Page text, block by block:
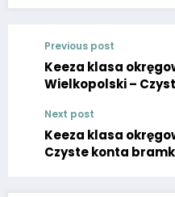
Previous post
Keeza klasa
Wielkopolski –
Next post
Keeza klasa
Czyste konta